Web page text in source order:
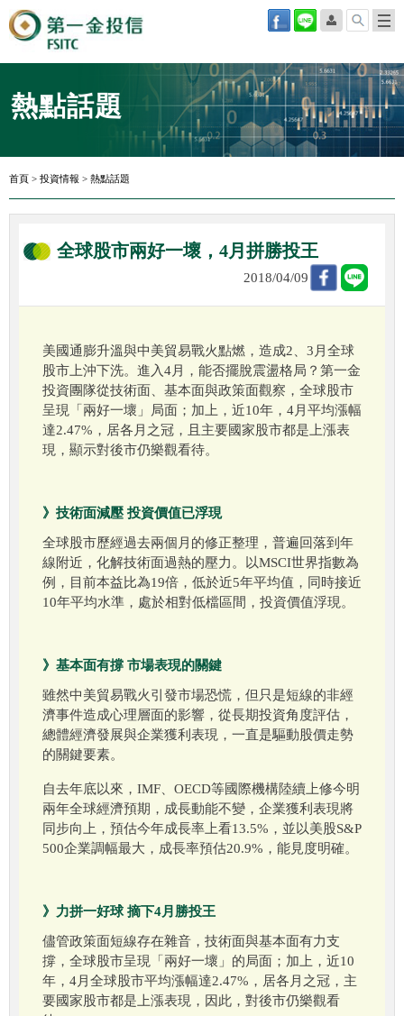
熱點話題
首頁 > 投資情報 > 熱點話題
全球股市兩好一壞，4月拼勝投王
2018/04/09
美國通膨升溫與中美貿易戰火點燃，造成2、3月全球
股市上沖下洗。進入4月，能否擺脫震盪格局？第一金
投資團隊從技術面、基本面與政策面觀察，全球股市
呈現「兩好一壞」局面；加上，近10年，4月平均漲幅
達2.47%，居各月之冠，且主要國家股市都是上漲表
現，顯示對後市仍樂觀看待。
》技術面減壓 投資價值已浮現
全球股市歷經過去兩個月的修正整理，普遍回落到年
線附近，化解技術面過熱的壓力。以MSCI世界指數為
例，目前本益比為19倍，低於近5年平均值，同時接近
10年平均水準，處於相對低檔區間，投資價值浮現。
》基本面有撐 市場表現的關鍵
雖然中美貿易戰火引發市場恐慌，但只是短線的非經
濟事件造成心理層面的影響，從長期投資角度評估，
總體經濟發展與企業獲利表現，一直是驅動股價走勢
的關鍵要素。
自去年底以來，IMF、OECD等國際機構陸續上修今明
兩年全球經濟預期，成長動能不變，企業獲利表現將
同步向上，預估今年成長率上看13.5%，並以美股S&P
500企業調幅最大，成長率預估20.9%，能見度明確。
》力拼一好球 摘下4月勝投王
儘管政策面短線存在雜音，技術面與基本面有力支
撐，全球股市呈現「兩好一壞」的局面；加上，近10
年，4月全球股市平均漲幅達2.47%，居各月之冠，主
要國家股市都是上漲表現，因此，對後市仍樂觀看